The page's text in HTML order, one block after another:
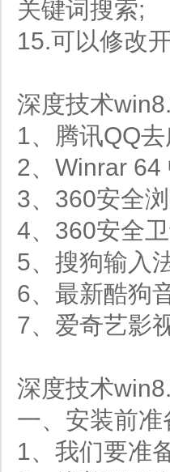
关键词搜索;
15.可以修改
深度技术
1、腾讯QQ
2、Winrar 64
3、360安全
4、360安全
5、搜狗输入
6、最新酷狗
7、爱奇艺影
深度技术
一、安装前准
1、我们要准